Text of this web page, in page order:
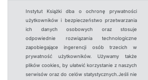
Instytut Książki dba o ochronę prywatności
użytkowników i bezpieczeństwo przetwarzania
ich danych osobowych oraz stosuje
odpowiednie rozwiązania technologiczne
zapobiegające ingerencji osób trzecich w
prywatność użytkowników. Używamy także
plików cookies, by ułatwić korzystanie z naszych
serwisów oraz do celów statystycznych.Jeśli nie